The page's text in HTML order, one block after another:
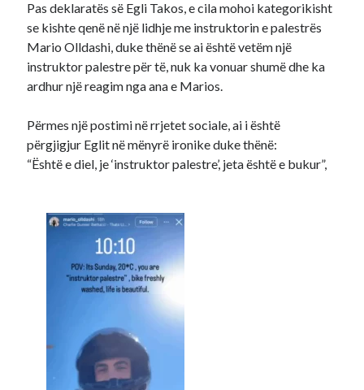
Pas deklaratës së Egli Takos, e cila mohoi kategorikisht
se kishte qenë në një lidhje me instruktorin e palestrës
Mario Olldashi, duke thënë se ai është vetëm një
instruktor palestre për të, nuk ka vonuar shumë dhe ka
ardhur një reagim nga ana e Marios.
Përmes një postimi në rrjetet sociale, ai i është
përgjigjur Eglit në mënyrë ironike duke thënë:
“Është e diel, je ‘instruktor palestre’, jeta është e bukur”,